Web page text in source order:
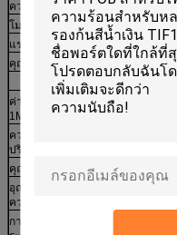
ความแข็งแรงดัด ISO 178
โมดูลัสดัด
ISO 178
แรงกระแทกมีรอยบาก
ISO 180
คุณสมบัติทางไฟฟ้า
ค่าคงที่ไดอิเล็กตริก
1MHz
ASTM
ความต้านทานของ
ปริมาตร
คุณสมบัติทางความร้อน
อุณหภูมิการเบี่ยงเบน
ความร้อน
ASTM
การนำความร้อนใน
ASTM